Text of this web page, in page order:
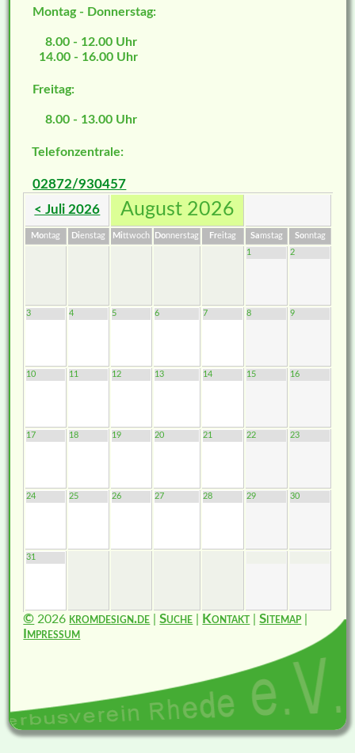
Montag - Donnerstag:
8.00 - 12.00 Uhr
14.00 - 16.00 Uhr
Freitag:
8.00 - 13.00 Uhr
Telefonzentrale:
02872/930457
< Juli 2026 August 2026
Montag Dienstag Mittwoch Donnerstag Freitag Samstag Sonntag
1
2
3 4 5 6 7 8 9
10 11 12 13 14 15 16
17 18 19 20 21 22 23
24 25 26 27 28 29 30
31
© 2026 kromdesign.de |Suche Kontakt |Sitemap
Impressum